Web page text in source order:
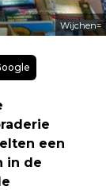
Wijchen=
een
in de